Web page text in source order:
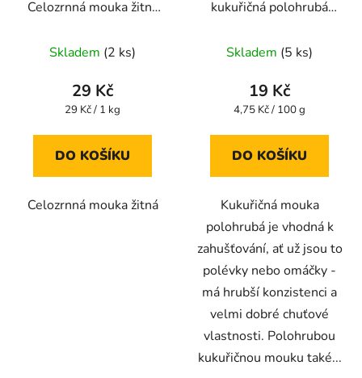
Celozrnná mouka žitná
Skladem (2 ks)
29 Kč
Měrná
29 Kč / 1 kg
DO KOŠÍKU
Celozrnná mouka žitná
kukuřičná polohrubá
Skladem (5 ks)
19 Kč
Měrná
4,75 Kč / 100 g
DO KOŠÍKU
Kukuřičná mouka
polohrubá je vhodná k
zahušťování, ať už jsou to
polévky nebo omáčky -
má hrubší konzistenci a
velmi dobré chuťové
vlastnosti. Polohrubou
kukuřičnou mouku také...